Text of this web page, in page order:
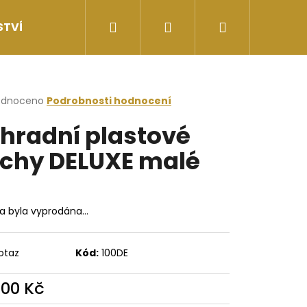
II.JAKOST Doprava a ceny doručení
Přihlášení
Podrobnosti hodnocení
plastové
DELUXE malé
byla vyprodána…
Kód: 100DE
Kč